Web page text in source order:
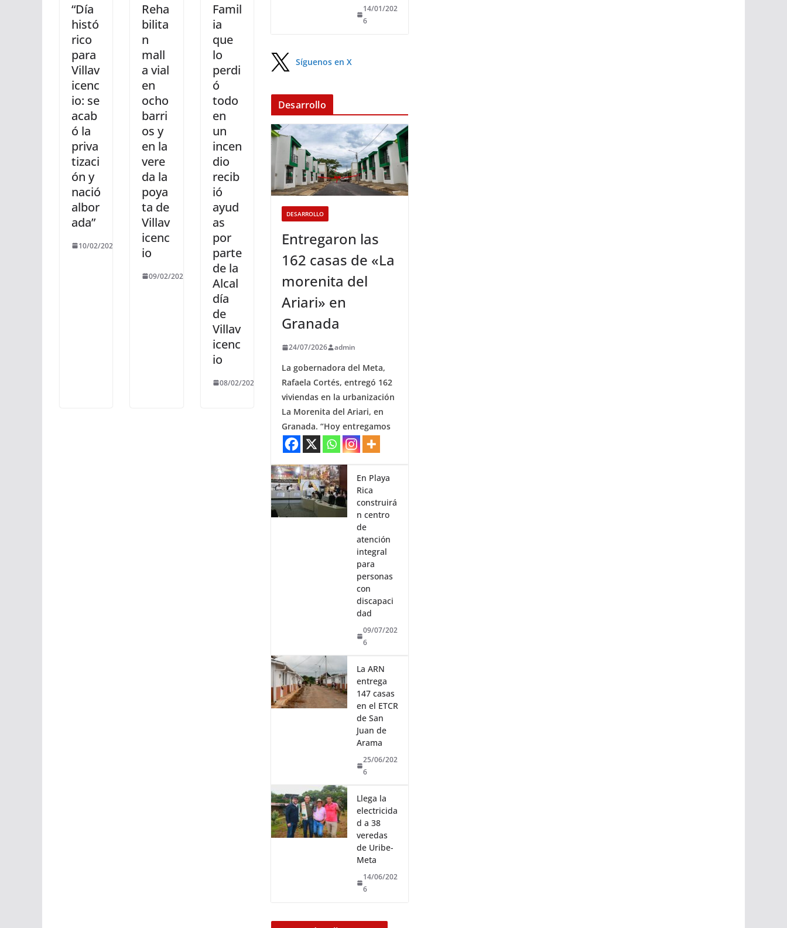
“Día
histó
rico
para
Villav
icenc
io: se
acab
ó la
priva
tizaci
ón y
nació
albor
ada”
10/02/2021
Reha
bilita
n
mall
a vial
en
ocho
barri
os y
en la
vere
da la
poya
ta de
Villav
icenc
io
09/02/2021
Famil
ia
que
lo
perdi
ó
todo
en
un
incen
dio
recib
ió
ayud
as
por
parte
de la
Alcal
día
de
Villav
icenc
io
08/02/2021
14/01/202
6
Síguenos en X
Desarrollo
DESARROLLO
Entregaron las
162 casas de «La
morenita del
Ariari» en
Granada
24/07/2026 admin
La gobernadora del Meta,
Rafaela Cortés, entregó 162
viviendas en la urbanización
La Morenita del Ariari, en
Granada. “Hoy entregamos
En Playa
Rica
construirá
n centro
de
atención
integral
para
personas
con
discapaci
dad
09/07/202
6
La ARN
entrega
147 casas
en el ETCR
de San
Juan de
Arama
25/06/202
6
Llega la
electricida
d a 38
veredas
de Uribe-
Meta
14/06/202
6